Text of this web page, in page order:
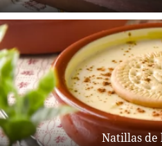
Natillas de